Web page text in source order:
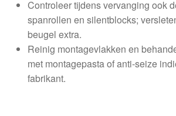
Controleer tijdens vervanging ook
spanrollen en silentblocks;
beugel extra.
Reinig montagevlakken en
met montagepasta of anti-seize
fabrikant.